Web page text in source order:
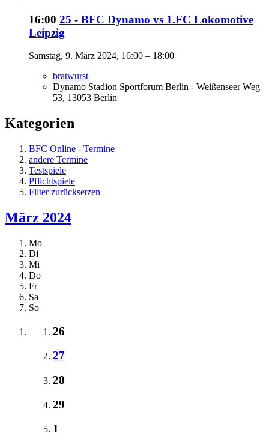
16:00 25 - BFC Dynamo vs 1.FC Lokomotive
Leipzig
Samstag, 9. März 2024, 16:00 – 18:00
bratwurst
Dynamo Stadion Sportforum Berlin - Weißenseer Weg
53, 13053 Berlin
Kategorien
BFC Online - Termine
andere Termine
Testspiele
Pflichtspiele
Filter zurücksetzen
März 2024
Mo
Di
Mi
Do
Fr
Sa
So
26
27
28
29
1